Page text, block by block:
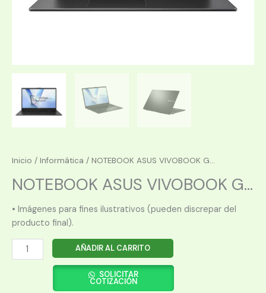
Inicio / Informática / NOTEBOOK ASUS VIVOBOOK G...
NOTEBOOK ASUS VIVOBOOK G...
• Imágenes para fines ilustrativos (pueden discrepar del
producto final).
NOTEBOOK
ASUS
AÑADIR AL CARRITO
SOLICITAR
COTIZACIÓN